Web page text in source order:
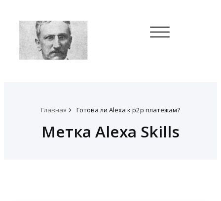
Toggle
navigation
Главная Готова ли Alexa к p2p платежам?
Метка Alexa Skills